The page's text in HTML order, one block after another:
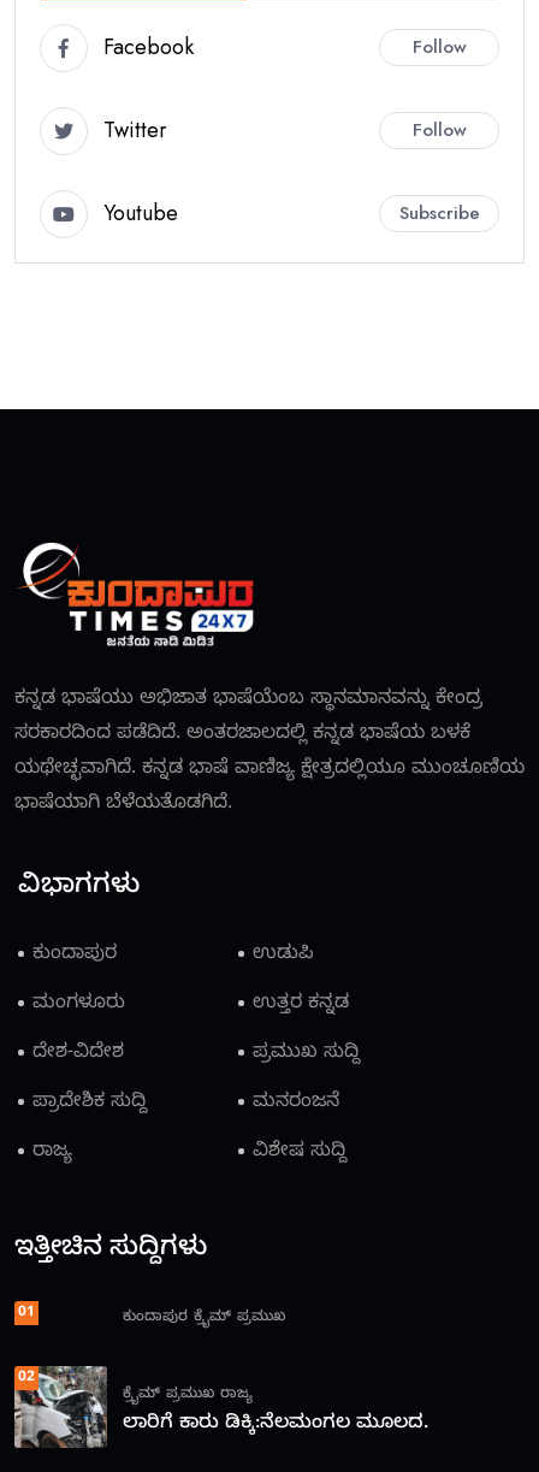
Facebook Follow
Twitter Follow
Youtube Subscribe
ಕನ್ನಡ ಭಾಷೆಯು ಅಭಿಜಾತ ಭಾಷೆಯೆಂಬ ಸ್ಥಾನಮಾನವನ್ನು ಕೇಂದ್ರ
ಸರಕಾರದಿಂದ ಪಡೆದಿದೆ. ಅಂತರಜಾಲದಲ್ಲಿ ಕನ್ನಡ ಭಾಷೆಯ ಬಳಕೆ
ಯಥೇಚ್ಛವಾಗಿದೆ. ಕನ್ನಡ ಭಾಷೆ ವಾಣಿಜ್ಯ ಕ್ಷೇತ್ರದಲ್ಲಿಯೂ ಮುಂಚೂಣಿಯ
ಭಾಷೆಯಾಗಿ ಬೆಳೆಯತೊಡಗಿದೆ.
ವಿಭಾಗಗಳು
ಕುಂದಾಪುರ
ಉಡುಪಿ
ಮಂಗಳೂರು
ಉತ್ತರ ಕನ್ನಡ
ದೇಶ-ವಿದೇಶ
ಪ್ರಮುಖ ಸುದ್ದಿ
ಪ್ರಾದೇಶಿಕ ಸುದ್ದಿ
ಮನರಂಜನೆ
ರಾಜ್ಯ
ವಿಶೇಷ ಸುದ್ದಿ
ಇತ್ತೀಚಿನ ಸುದ್ದಿಗಳು
01 ಕುಂದಾಪುರ ಕ್ರೈಮ್ ಪ್ರಮುಖ
02
ಕ್ರೈಮ್ ಪ್ರಮುಖ ರಾಜ್ಯ
ಲಾರಿಗೆ ಕಾರು ಡಿಕ್ಕಿ:ನೆಲಮಂಗಲ ಮೂಲದ.